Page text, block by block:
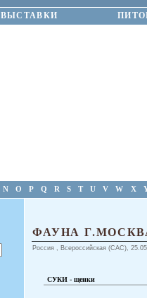
ВЫСТАВКИ
N O P Q R S T U V W X
ФАУНА
Россия , Всероссийская (CAC),
СУКИ - щенки